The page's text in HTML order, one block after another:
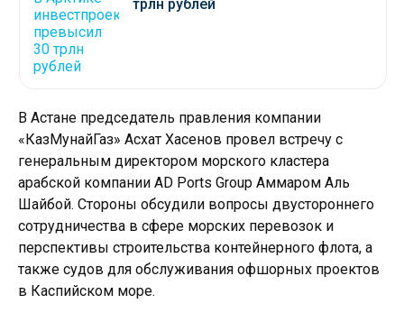
трлн рублей
В Астане председатель правления компании
«КазМунайГаз» Асхат Хасенов провел встречу с
генеральным директором морского кластера
арабской компании AD Ports Group Аммаром Аль
Шайбой. Стороны обсудили вопросы двустороннего
сотрудничества в сфере морских перевозок и
перспективы строительства контейнерного флота, а
также судов для обслуживания офшорных проектов
в Каспийском море.